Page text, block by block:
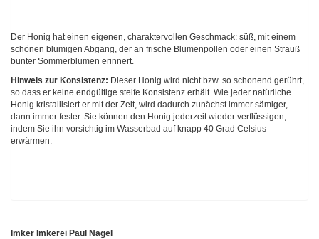
Der Honig hat einen eigenen, charaktervollen Geschmack: süß, mit einem
schönen blumigen Abgang, der an frische Blumenpollen oder einen Strauß
bunter Sommerblumen erinnert.
Hinweis zur Konsistenz: Dieser Honig wird nicht bzw. so schonend gerührt,
so dass er keine endgültige steife Konsistenz erhält. Wie jeder natürliche
Honig kristallisiert er mit der Zeit, wird dadurch zunächst immer sämiger,
dann immer fester. Sie können den Honig jederzeit wieder verflüssigen,
indem Sie ihn vorsichtig im Wasserbad auf knapp 40 Grad Celsius
erwärmen.
Imker Imkerei Paul Nagel